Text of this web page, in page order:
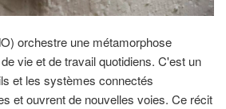
orchestre une métamorphose
vie et de travail quotidiens. C'est un
et les systèmes connectés
et ouvrent de nouvelles voies. Ce récit